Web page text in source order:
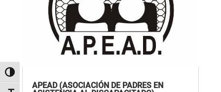
Alternar alto contraste
APEAD (ASOCIACIÓN DE PADRES EN